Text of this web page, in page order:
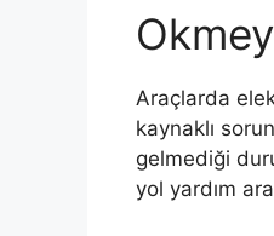
Araçlarda
kaynaklı
gelmediği
yol yardım